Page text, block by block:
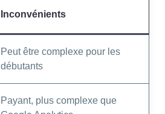
Inconvénients
Peut être complexe pour les
débutants
Payant, plus complexe que